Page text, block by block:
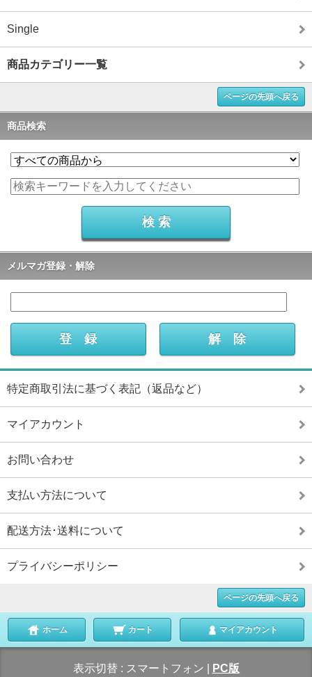
Single
商品カテゴリー一覧
ページの先頭へ戻る
商品検索
メルマガ登録・解除
特定商取引法に基づく表記（返品など）
マイアカウント
お問い合わせ
支払い方法について
配送方法･送料について
プライバシーポリシー
ページの先頭へ戻る
ホーム カート マイアカウント
表示切替 : スマートフォン PC版